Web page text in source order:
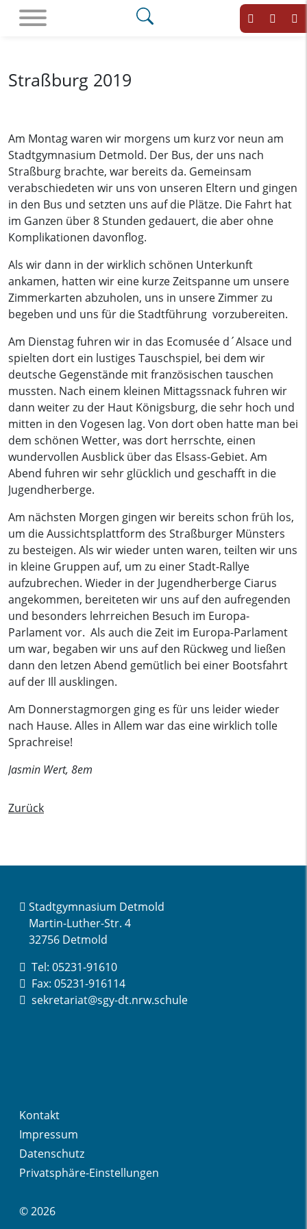
Straßburg 2019
Am Montag waren wir morgens um kurz vor neun am
Stadtgymnasium Detmold. Der Bus, der uns nach
Straßburg brachte, war bereits da. Gemeinsam
verabschiedeten wir uns von unseren Eltern und gingen
in den Bus und setzten uns auf die Plätze. Die Fahrt hat
im Ganzen über 8 Stunden gedauert, die aber ohne
Komplikationen davonflog.
Als wir dann in der wirklich schönen Unterkunft
ankamen, hatten wir eine kurze Zeitspanne um unsere
Zimmerkarten abzuholen, uns in unsere Zimmer zu
begeben und uns für die Stadtführung vorzubereiten.
Am Dienstag fuhren wir in das Ecomusée d´Alsace und
spielten dort ein lustiges Tauschspiel, bei dem wir
deutsche Gegenstände mit französischen tauschen
mussten. Nach einem kleinen Mittagssnack fuhren wir
dann weiter zu der Haut Königsburg, die sehr hoch und
mitten in den Vogesen lag. Von dort oben hatte man bei
dem schönen Wetter, was dort herrschte, einen
wundervollen Ausblick über das Elsass-Gebiet. Am
Abend fuhren wir sehr glücklich und geschafft in die
Jugendherberge.
Am nächsten Morgen gingen wir bereits schon früh los,
um die Aussichtsplattform des Straßburger Münsters
zu besteigen. Als wir wieder unten waren, teilten wir uns
in kleine Gruppen auf, um zu einer Stadt-Rallye
aufzubrechen. Wieder in der Jugendherberge Ciarus
angekommen, bereiteten wir uns auf den aufregenden
und besonders lehrreichen Besuch im Europa-
Parlament vor. Als auch die Zeit im Europa-Parlament
um war, begaben wir uns auf den Rückweg und ließen
dann den letzen Abend gemütlich bei einer Bootsfahrt
auf der Ill ausklingen.
Am Donnerstagmorgen ging es für uns leider wieder
nach Hause. Alles in Allem war das eine wirklich tolle
Sprachreise!
Jasmin Wert, 8em
Zurück
Stadtgymnasium Detmold
Martin-Luther-Str. 4
32756 Detmold
Tel: 05231-91610
Fax: 05231-916114
sekretariat@sgy-dt.nrw.schule
Kontakt
Impressum
Datenschutz
Privatsphäre-Einstellungen
© 2026